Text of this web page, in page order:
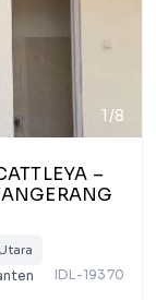
1/8
–
Utara
IDL-19370